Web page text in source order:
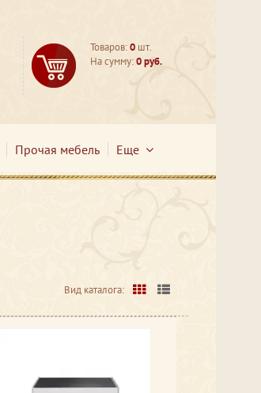
Товаров:0 шт.
На сумму:0 руб.
Прочая мебель Еще
Вид каталога: